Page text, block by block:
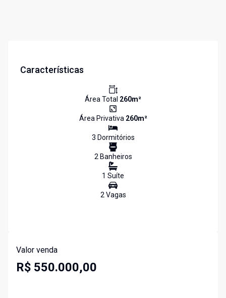
Características
Área Total 260m²
Área Privativa 260m²
3 Dormitórios
2Banheiros
1 Suíte
2Vagas
Valor venda
R$ 550.000,00